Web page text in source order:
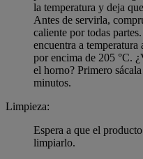
la temperatura y deja
Antes de servirla,
caliente por todas
encuentra a
por encima de 205 °C.
el horno? Primero
minutos.
Limpieza:
Espera a que el
limpiarlo.